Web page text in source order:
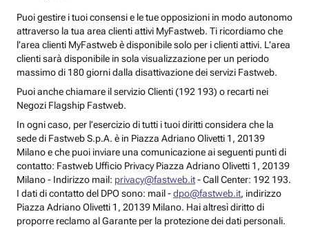
Puoi gestire i tuoi consensi e le tue opposizioni in modo autonomo
attraverso la tua area clienti attivi MyFastweb. Ti ricordiamo che
l’area clienti MyFastweb è disponibile solo per i clienti attivi. L’area
clienti sarà disponibile in sola visualizzazione per un periodo
massimo di 180 giorni dalla disattivazione dei servizi Fastweb.
Puoi anche chiamare il servizio Clienti (192 193) o recarti nei
Negozi Flagship Fastweb.
In ogni caso, per l’esercizio di tutti i tuoi diritti considera che la
sede di Fastweb S.p.A. è in Piazza Adriano Olivetti 1, 20139
Milano e che puoi inviare una comunicazione ai seguenti punti di
contatto: Fastweb Ufficio Privacy Piazza Adriano Olivetti 1, 20139
Milano - Indirizzo mail: privacy@fastweb.it- Call Center: 192 193.
I dati di contatto del DPO sono: mail -dpo@fastweb.it, indirizzo
Piazza Adriano Olivetti 1, 20139 Milano. Hai altresì diritto di
proporre reclamo al Garante per la protezione dei dati personali.